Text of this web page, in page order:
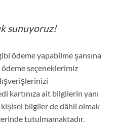
sunuyoruz!
ödeme yapabilme şansına
seçeneklerimiz
kartınıza ait bilgilerin yanı
kişisel bilgiler de dâhil olmak
tutulmamaktadır.